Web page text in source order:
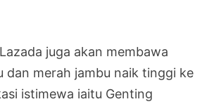
juga akan membawa
dan merah jambu naik tinggi ke
istimewa iaitu Genting